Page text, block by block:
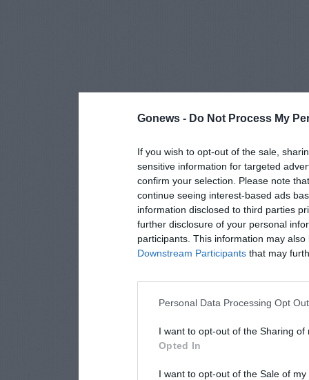
Gonews - Do Not Process My
If you wish to opt-out of the sale,
sensitive information for targeted
confirm your selection. Please note
continue seeing interest-based ads
information disclosed to third parties
further disclosure of your personal
participants. This information may
Downstream Participants that may
Personal Data Processing Opt
I want to opt-out of the Sharing of
Opted In
I want to opt-out of the Sale of